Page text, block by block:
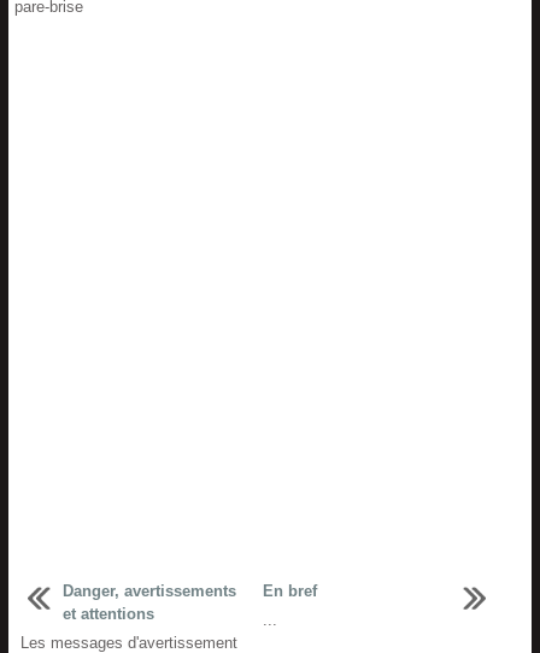
pare-brise
Danger, avertissements
et attentions
Les messages d'avertissement
En bref
...